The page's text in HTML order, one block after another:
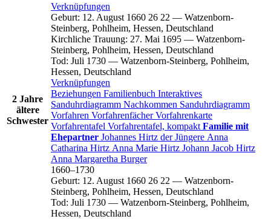
2 Jahre
ältere
Schwester
Verknüpfungen
Geburt: 12. August 1660 26 22 — Watzenborn-
Steinberg, Pohlheim, Hessen, Deutschland
Kirchliche Trauung: 27. Mai 1695 — Watzenborn-
Steinberg, Pohlheim, Hessen, Deutschland
Tod: Juli 1730 — Watzenborn-Steinberg, Pohlheim,
Hessen, Deutschland
Verknüpfungen
Beziehungen Familienbuch Interaktives
Sanduhrdiagramm Nachkommen Sanduhrdiagramm
Vorfahren VorfahrenfächerVorfahrenkarte
Vorfahrentafel Vorfahrentafel, kompakt Familie mit
Ehepartner Johannes Hirtz der Jüngere Anna
Catharina Hirtz Anna Marie Hirtz Johann Jacob Hirtz
Anna Margaretha Burger
1660–1730
Geburt: 12. August 1660 26 22 — Watzenborn-
Steinberg, Pohlheim, Hessen, Deutschland
Tod: Juli 1730 — Watzenborn-Steinberg, Pohlheim,
Hessen, Deutschland